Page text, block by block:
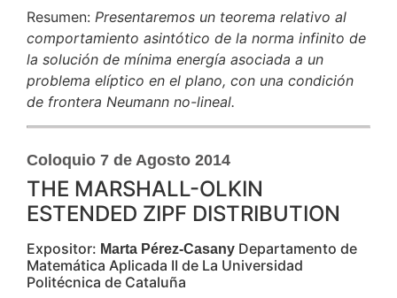
Resumen: Presentaremos un teorema relativo al
comportamiento asintótico de la norma infinito de
la solución de mínima energía asociada a un
problema elíptico en el plano, con una condición
de frontera Neumann no-lineal.
Coloquio 7 de Agosto 2014
THE MARSHALL-OLKIN
ESTENDED ZIPF DISTRIBUTION
Expositor: Marta Pérez-Casany Departamento de
Matemática Aplicada II de La Universidad
Politécnica de Cataluña